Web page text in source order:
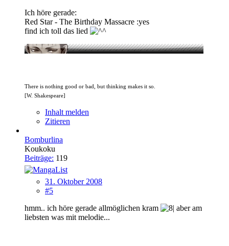
Ich höre gerade:
Red Star - The Birthday Massacre :yes
find ich toll das lied
There is nothing good or bad, but thinking makes it so.
[W. Shakespeare]
Inhalt melden
Zitieren
Bomburlina
Koukoku
Beiträge: 119
31. Oktober 2008
#5
hmm.. ich höre gerade allmöglichen kram
aber am
liebsten was mit melodie...